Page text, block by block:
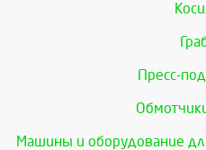
Пресс-
Машины и оборудование